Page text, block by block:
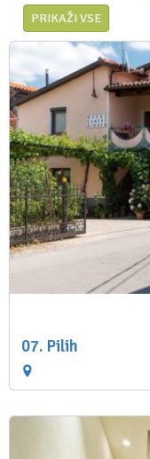
PRIKAŽI VSE
07. Pilih